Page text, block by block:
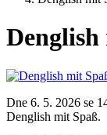
Dne 6. 5. 2026 se
Denglish mit Spaß.